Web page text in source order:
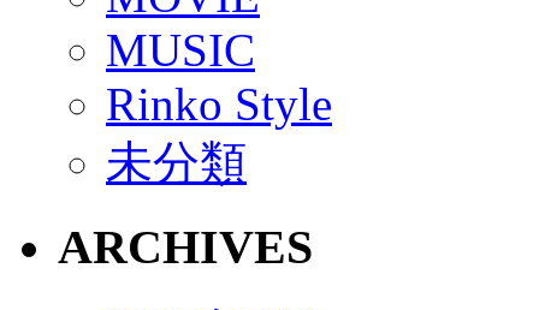
MUSIC
Rinko Style
未分類
ARCHIVES